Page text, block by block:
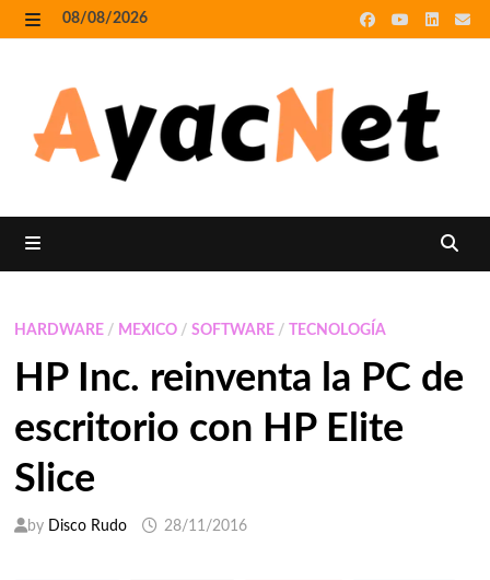
Skip
to
08/08/2026
HARDWARE/ MEXICO/ SOFTWARE/ TECNOLOGÍA
HP Inc. reinventa la PC de
escritorio con HP Elite
Slice
by Disco Rudo 28/11/2016